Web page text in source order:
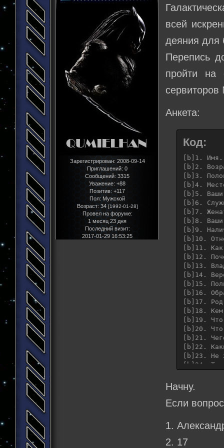
Зарегистрирован: 2008-09-14
Приглашений: 0
Сообщений: 3315
Уважение: +88
Позитив: +117
Пол: Мужской
Возраст: 34 [1992-01-28]
Провел на форуме:
1 месяц 23 дня
Последний визит:
2017-01-29 16:53:25
всей
деяния для
Перепись
пройти на
Анкета:
Код:
[b]1.
[b]2.
[b]3.
[b]4.
[b]5.
[b]6.
[b]7.
[b]8.
[b]9.
[b]10.
[b]11.
[b]12.
[b]13.
[b]14.
[b]15.
[b]16.
[b]17.
[b]18.
[b]19.
[b]20.
[b]21.
[b]22.
[b]23. Не
[b]24.
[b]26. Как
[b]27. Что
[b]28.
[b]29. Что
[b]31. Ваш
[b]32. На
[b]33. Что
Начну.
Если
1.
2. 17